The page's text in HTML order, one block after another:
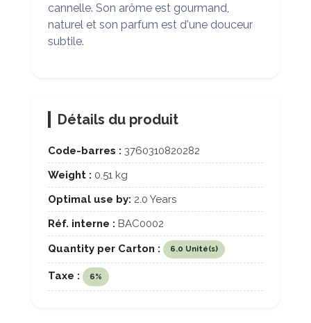
cannelle. Son arôme est gourmand,
naturel et son parfum est d'une douceur
subtile.
Détails du produit
Code-barres : 3760310820282
Weight : 0.51 kg
Optimal use by: 2.0 Years
Réf. interne : BAC0002
Quantity per Carton :
6.0 Unité(s)
Taxe : 6%